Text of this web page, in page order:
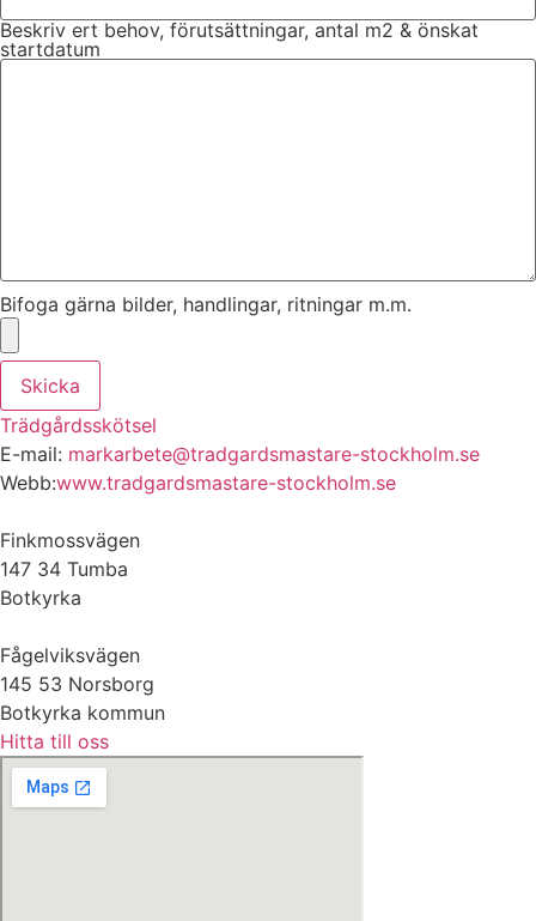
Beskriv ert behov, förutsättningar, antal m2 & önskat
startdatum
Bifoga gärna bilder, handlingar, ritningar m.m.
Skicka
Trädgårdsskötsel
E-mail: markarbete@tradgardsmastare-stockholm.se
Webb:www.tradgardsmastare-stockholm.se
Finkmossvägen
147 34 Tumba
Botkyrka
Fågelviksvägen
145 53 Norsborg
Botkyrka kommun
Hitta till oss